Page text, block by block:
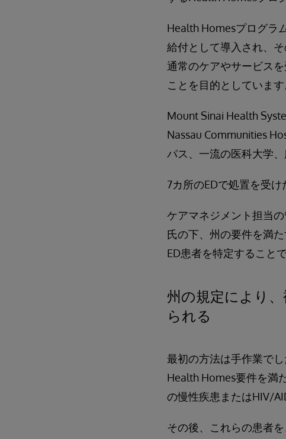
Health Homesプログラ
給付として導入され、
通常のケアやサービス
ことを目的としています
Mount Sinai Health
Nassau Communities
パス、一流の医科大学
7カ所のEDで処置を受
ケアマネジメント担当
氏の下、州の要件を満
ED患者を特定することで
州の規定により
られる
最初の方法は手作業で
Health Homes要件を満
の慢性疾患またはHIV/
その後、これらの患者